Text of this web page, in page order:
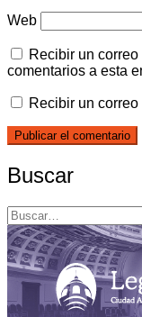
Web
Recibir un
comentarios a esta
Recibir un
Buscar